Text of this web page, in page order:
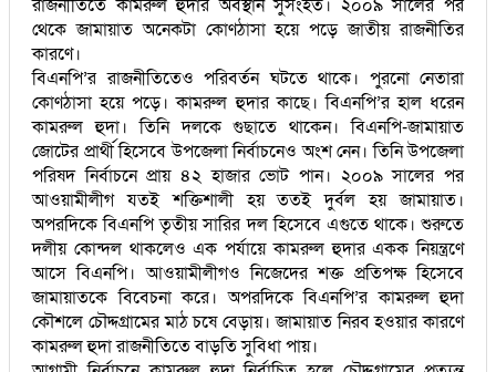
রাজনীতিতে কামরুল হুদার অবস্থান সুসংহত। ২০০৯ সালের পর
থেকে জামায়াত অনেকটা কোণঠাসা হয়ে পড়ে জাতীয় রাজনীতির
কারণে।
বিএনপি’র রাজনীতিতেও পরিবর্তন ঘটতে থাকে। পুরনো নেতারা
কোণঠাসা হয়ে পড়ে। কামরুল হুদার কাছে। বিএনপি’র হাল ধরেন
কামরুল হুদা। তিনি দলকে গুছাতে থাকেন। বিএনপি-জামায়াত
জোটের প্রার্থী হিসেবে উপজেলা নির্বাচনেও অংশ নেন। তিনি উপজেলা
পরিষদ নির্বাচনে প্রায় ৪২ হাজার ভোট পান। ২০০৯ সালের পর
আওয়ামীলীগ যতই শক্তিশালী হয় ততই দুর্বল হয় জামায়াত।
অপরদিকে বিএনপি তৃতীয় সারির দল হিসেবে এগুতে থাকে। শুরুতে
দলীয় কোন্দল থাকলেও এক পর্যায়ে কামরুল হুদার একক নিয়ন্ত্রণে
আসে বিএনপি। আওয়ামীলীগও নিজেদের শক্ত প্রতিপক্ষ হিসেবে
জামায়াতকে বিবেচনা করে। অপরদিকে বিএনপি’র কামরুল হুদা
কৌশলে চৌদ্দগ্রামের মাঠ চষে বেড়ায়। জামায়াত নিরব হওয়ার কারণে
কামরুল হুদা রাজনীতিতে বাড়তি সুবিধা পায়।